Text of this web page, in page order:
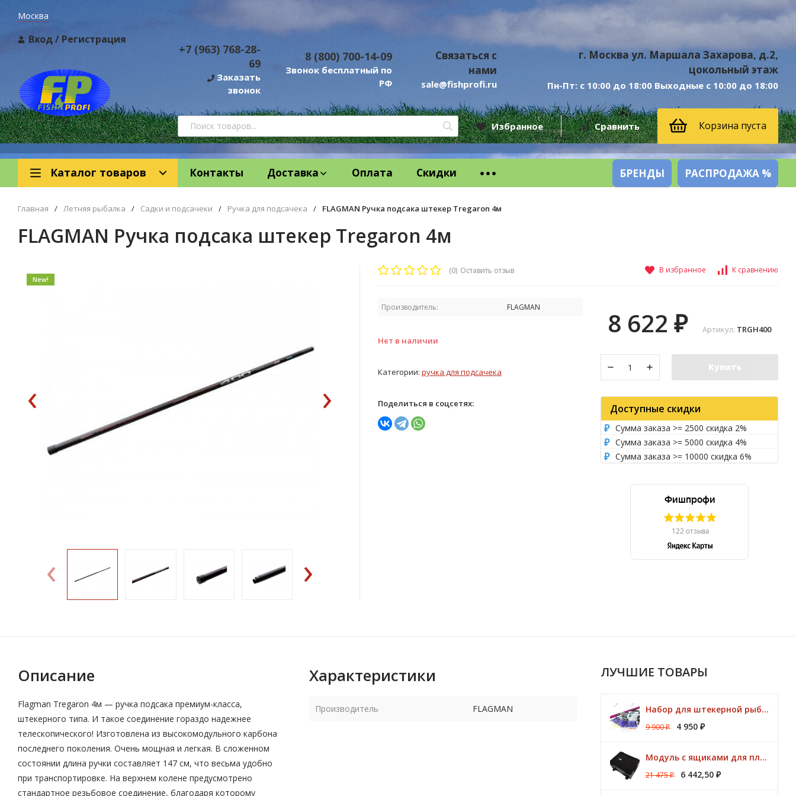
Москва
Вход/ Регистрация
+7 (963) 768-28-
69
Заказать
звонок
8 (800) 700-14-09
Звонок бесплатный по
РФ
Связаться с
нами
sale@fishprofi.ru
г. Москва ул. Маршала Захарова, д.2,
цокольный этаж
Пн-Пт: с 10:00 до 18:00 Выходные с 10:00 до 18:00
Избранное Сравнить Корзина пуста
Каталог товаров Контакты Доставка Оплата Скидки БРЕНДЫ РАСПРОДАЖА %
Главная / Летняя рыбалка / Садки и подсачеки / Ручка для подсачека / FLAGMAN Ручка подсака штекер Tregaron 4м
FLAGMAN Ручка подсака штекер Tregaron 4м
New!
‹ ›
‹ ›
(0) Оставить отзыв В избранное К сравнению
Производитель: FLAGMAN
Нет в наличии
Категории: ручка для подсачека
Поделиться в соцсетях:
Артикул: TRGH400
8 622 ₽
Купить
Доступные скидки
Сумма заказа >= 2500 скидка 2%
Сумма заказа >= 5000 скидка 4%
Сумма заказа >= 10000 скидка 6%
ЛУЧШИЕ ТОВАРЫ
Набор для штекерной рыбалки CLUB KORUM PINK Поплавок (удилище 7м, аксессуары)
9 900₽ 4 950 ₽
Модуль с ящиками для платформ Preston ONBOX
21 475₽ 6 442,50 ₽
Описание
Flagman Tregaron 4м — ручка подсака премиум-класса,
штекерного типа. И такое соединение гораздо надежнее
телескопического! Изготовлена из высокомодульного карбона
последнего поколения. Очень мощная и легкая. В сложенном
состоянии длина ручки составляет 147 см, что весьма удобно
при транспортировке. На верхнем колене предусмотрено
стандартное резьбовое соединение, благодаря которому
Характеристики
Производитель FLAGMAN